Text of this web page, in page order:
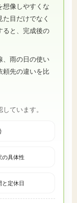
想像しやすくな
目だけでなく
ると、完成後の
、雨の日の使い
頼先の違いを比
ています。
の具体性
と定休日